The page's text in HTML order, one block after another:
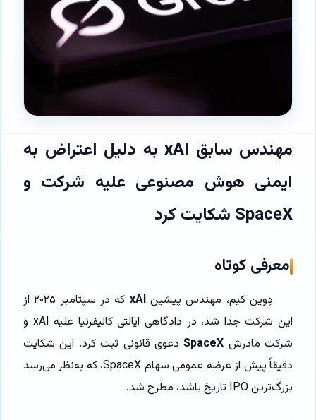
مهندس سابق xAI به دلیل اعتراض به
ایمنی هوش مصنوعی علیه شرکت و
SpaceX شکایت کرد
معرفی کوتاه
دِوین کیم، مهندس پیشینxAI
که در سپتامبر ۲۰۲۵ از
این شرکت جدا شد، در دادگاهی ایالتی کالیفرنیا علیه xAI و
شرکت مادرش SpaceXدعوی قانونی ثبت کرد. این شکایت
دقیقاً پیش از عرضه عمومی سهام SpaceX، که به‌نظر می‌رسد
بزرگ‌ترین IPO تاریخ باشد، مطرح شد.